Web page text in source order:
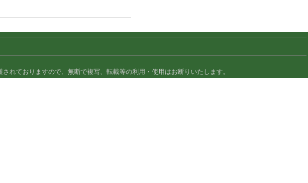
れておりますので、無断で複写、転載等の利用・使用はお断りいたします。